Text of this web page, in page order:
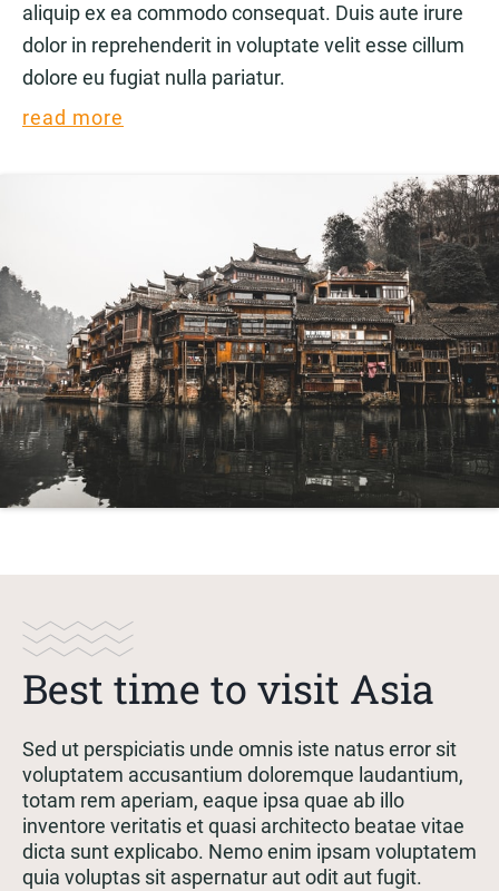
aliquip ex ea commodo consequat. Duis aute irure
dolor in reprehenderit in voluptate velit esse cillum
dolore eu fugiat nulla pariatur.
read more
Best time to visit Asia
Sed ut perspiciatis unde omnis iste natus error sit
voluptatem accusantium doloremque laudantium,
totam rem aperiam, eaque ipsa quae ab illo
inventore veritatis et quasi architecto beatae vitae
dicta sunt explicabo. Nemo enim ipsam voluptatem
quia voluptas sit aspernatur aut odit aut fugit.